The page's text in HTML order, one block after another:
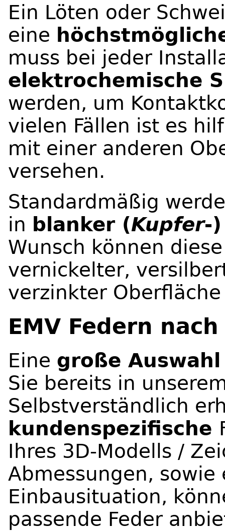
Ein Löten oder
eine
muss bei jeder
elektrochemische
werden, um
vielen Fällen ist es
mit einer anderen
versehen.
Standardmäßig
in blanker (Kupfer-
Wunsch können
vernickelter,
verzinkter
EMV Federn
Eine große Auswahl
Sie bereits in
Selbstverständlich
kundenspezifische
Ihres 3D-Modells /
Abmessungen,
Einbausituation,
passende Feder